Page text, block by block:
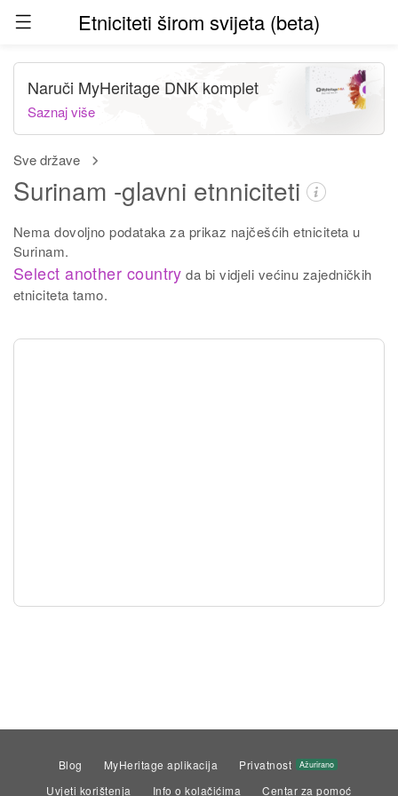
Etniciteti širom svijeta (beta)
Sve države
Surinam -glavni etnniciteti
Nema dovoljno podataka za prikaz najčešćih etniciteta u
Surinam.
Select another country da bi vidjeli većinu zajedničkih
etniciteta tamo.
Naruči MyHeritage DNK komplet
Saznaj više
Blog MyHeritage aplikacija Privatnost Ažurirano
Uvjeti korištenja Info o kolačićima Centar za pomoć